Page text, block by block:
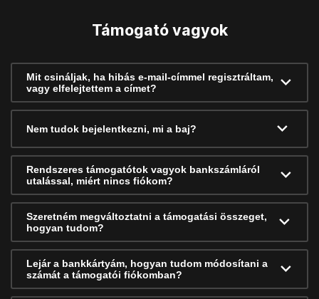
Támogató vagyok
Mit csináljak, ha hibás e-mail-címmel regisztráltam,
vagy elfelejtettem a címet?
Nem tudok bejelentkezni, mi a baj?
Rendszeres támogatótok vagyok bankszámláról
utalással, miért nincs fiókom?
Szeretném megváltoztatni a támogatási összeget,
hogyan tudom?
Lejár a bankkártyám, hogyan tudom módosítani a
számát a támogatói fiókomban?